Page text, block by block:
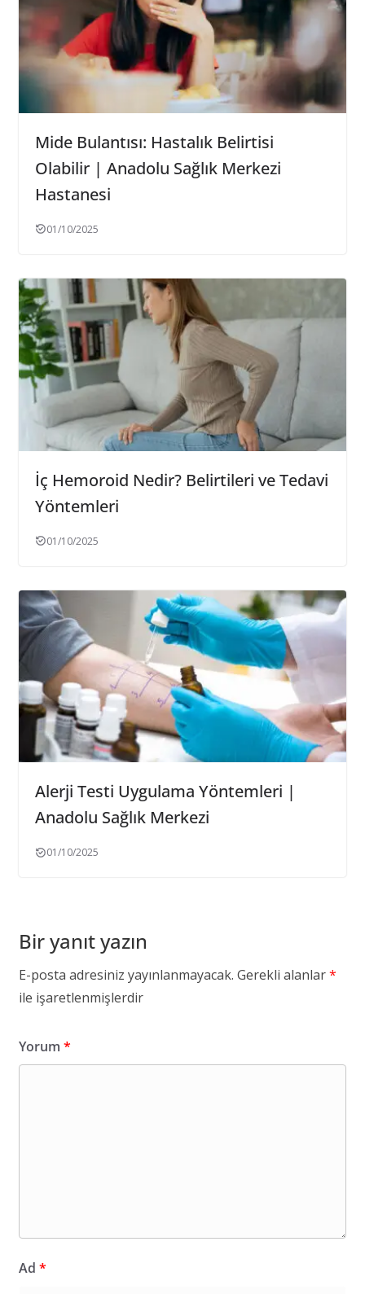
Mide Bulantısı: Hastalık Belirtisi
Olabilir | Anadolu Sağlık Merkezi
Hastanesi
01/10/2025
İç Hemoroid Nedir? Belirtileri ve Tedavi
Yöntemleri
01/10/2025
Alerji Testi Uygulama Yöntemleri |
Anadolu Sağlık Merkezi
01/10/2025
Bir yanıt yazın
E-posta adresiniz yayınlanmayacak. Gerekli alanlar*
ile işaretlenmişlerdir
Yorum *
Ad *